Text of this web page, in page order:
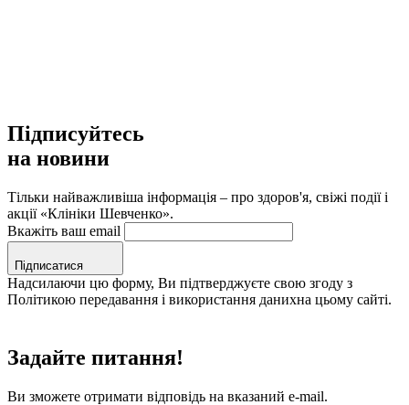
Підписуйтесь
на новини
Тільки найважливіша інформація – про здоров'я, свіжі події і
акції «Клініки Шевченко».
Вкажіть ваш email
Підписатися
Надсилаючи цю форму, Ви підтверджуєте свою згоду з
Політикою передавання і використання данихна цьому сайті.
Задайте питання!
Ви зможете отримати відповідь на вказаний e-mail.